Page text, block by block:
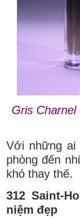
Gris
Với những
phòng đến
khó thay thế.
312 Saint-
niệm đẹp